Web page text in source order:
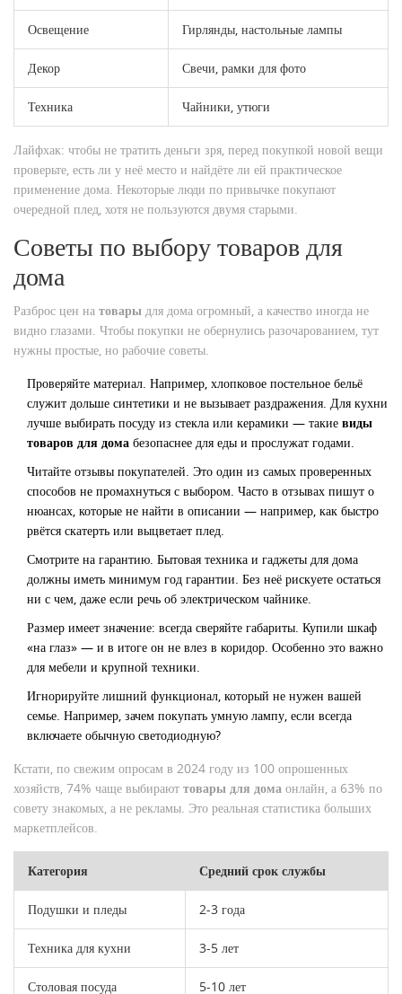
Освещение Гирлянды, настольные лампы
Декор Свечи, рамки для фото
Техника Чайники, утюги
Лайфхак: чтобы не тратить деньги зря, перед покупкой новой вещи
проверьте, есть ли у неё место и найдёте ли ей практическое
применение дома. Некоторые люди по привычке покупают
очередной плед, хотя не пользуются двумя старыми.
Советы по выбору товаров для
дома
Разброс цен на товары для дома огромный, а качество иногда не
видно глазами. Чтобы покупки не обернулись разочарованием, тут
нужны простые, но рабочие советы.
Проверяйте материал. Например, хлопковое постельное бельё
служит дольше синтетики и не вызывает раздражения. Для кухни
лучше выбирать посуду из стекла или керамики — такие виды
товаров для дома безопаснее для еды и прослужат годами.
Читайте отзывы покупателей. Это один из самых проверенных
способов не промахнуться с выбором. Часто в отзывах пишут о
нюансах, которые не найти в описании — например, как быстро
рвётся скатерть или выцветает плед.
Смотрите на гарантию. Бытовая техника и гаджеты для дома
должны иметь минимум год гарантии. Без неё рискуете остаться
ни с чем, даже если речь об электрическом чайнике.
Размер имеет значение: всегда сверяйте габариты. Купили шкаф
«на глаз» — и в итоге он не влез в коридор. Особенно это важно
для мебели и крупной техники.
Игнорируйте лишний функционал, который не нужен вашей
семье. Например, зачем покупать умную лампу, если всегда
включаете обычную светодиодную?
Кстати, по свежим опросам в 2024 году из 100 опрошенных
хозяйств, 74% чаще выбирают товары для дома онлайн, а 63% по
совету знакомых, а не рекламы. Это реальная статистика больших
маркетплейсов.
Категория Средний срок службы
Подушки и пледы 2-3 года
Техника для кухни 3-5 лет
Столовая посуда 5-10 лет